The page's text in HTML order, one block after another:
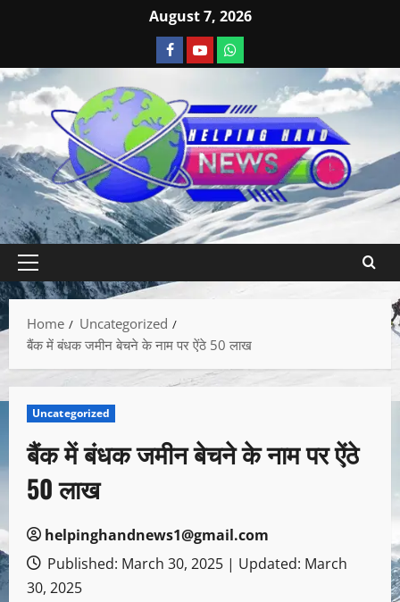
August 7, 2026
Home
Uncategorized
बैंक में बंधक जमीन बेचने के नाम पर ऐंठे 50 लाख
Uncategorized
बैंक में बंधक जमीन बेचने के नाम पर ऐंठे
50 लाख
helpinghandnews1@gmail.com
Published: March 30, 2025 | Updated: March
30, 2025